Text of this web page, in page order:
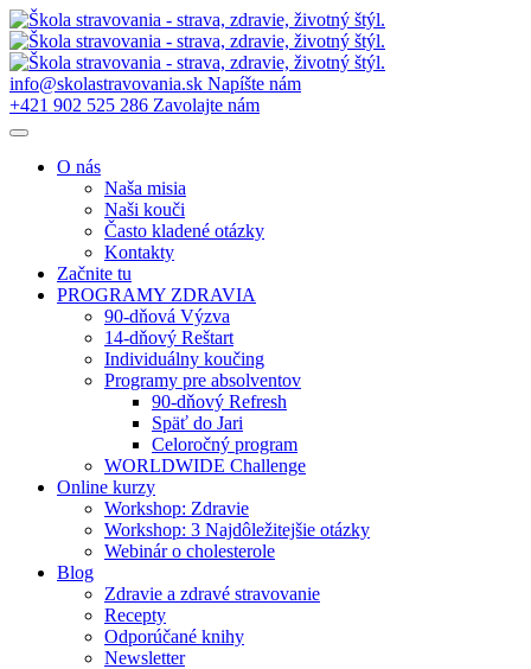
Preskočiť
na
obsah
info@skolastravovania.sk Napíšte nám
+421 902 525 286 Zavolajte nám
O nás
Naša misia
Naši kouči
Často kladené otázky
Kontakty
Začnite tu
PROGRAMY ZDRAVIA
90-dňová Výzva
14-dňový Reštart
Individuálny koučing
Programy pre absolventov
90-dňový Refresh
Späť do Jari
Celoročný program
WORLDWIDE Challenge
Online kurzy
Workshop: Zdravie
Workshop: 3 Najdôležitejšie otázky
Webinár o cholesterole
Blog
Zdravie a zdravé stravovanie
Recepty
Odporúčané knihy
Newsletter